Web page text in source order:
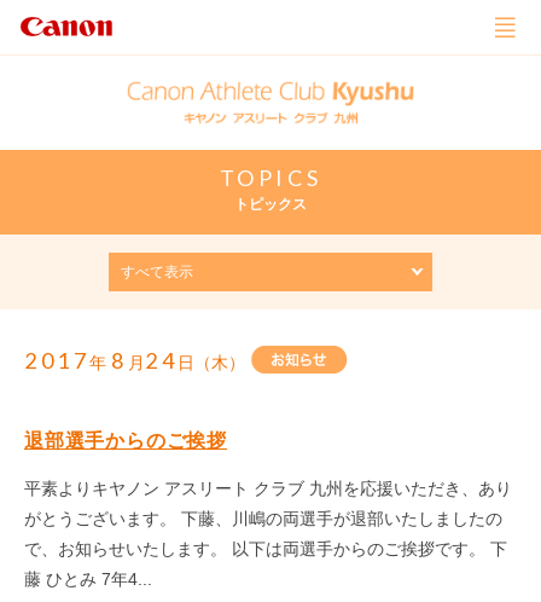
TOPICS
トピックス
2017年 8 月 24 日（木）
退部選手からのご挨拶
平素よりキヤノン アスリート クラブ 九州を応援いただき、あり
がとうございます。 下藤、川嶋の両選手が退部いたしましたの
で、お知らせいたします。 以下は両選手からのご挨拶です。 下
藤 ひとみ 7年4...